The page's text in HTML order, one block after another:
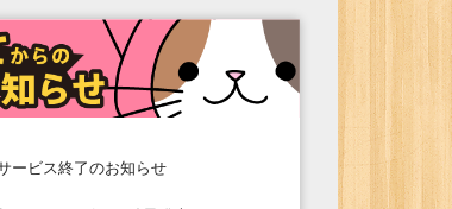
ービス終了のお知らせ